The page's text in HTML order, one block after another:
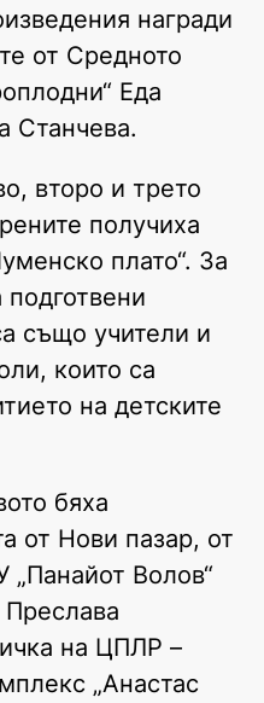
награди
от Средното
Еда
Станчева.
второ и трето
получиха
плато“. За
подготвени
също учители и
които са
на детските
бяха
от Нови пазар, от
„Панайот Волов“
на ЦПЛР –
„Анастас